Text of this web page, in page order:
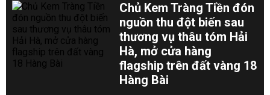
Chủ Kem Tràng Tiền đón
nguồn thu đột biến sau
thương vụ thâu tóm Hải
Hà, mở cửa hàng
flagship trên đất vàng 18
Hàng Bài